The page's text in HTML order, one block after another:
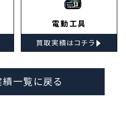
電動工具
買取実績はコチラ ▸
一覧に戻る